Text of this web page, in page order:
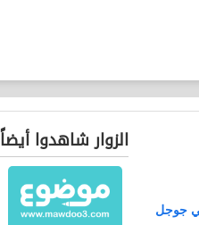
جوجل
الزوار شاهدوا أيضاً